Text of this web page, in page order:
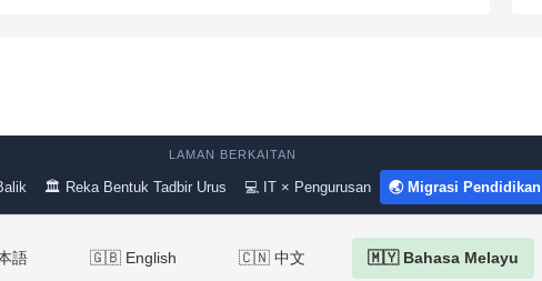
LAMAN BERKAITAN
🏛 Reka Bentuk Tadbir Urus 💻 IT × Pengurusan 🌏 Migrasi Pendidikan
語 🇬🇧 English 🇨🇳 中文 🇲🇾 Bahasa Melayu